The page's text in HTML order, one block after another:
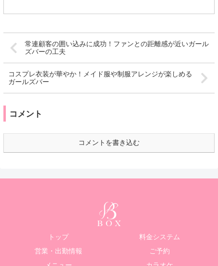
常連顧客の囲い込みに成功！ファンとの距離感が近いガール
ズバーの工夫
コスプレ衣装が華やか！メイド服や制服アレンジが楽しめる
ガールズバー
コメント
コメントを書き込む
トップ
料金システム
営業・出勤情報
ご予約